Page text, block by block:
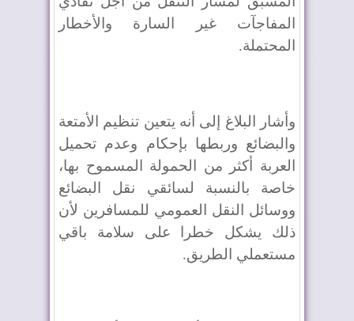
المفاجآت غير السارة والأخطار
المحتملة.
وأشار البلاغ إلى أنه يتعين تنظيم الأمتعة
والبضائع وربطها بإحكام وعدم تحميل
العربة أكثر من الحمولة المسموح بها،
خاصة بالنسبة لسائقي نقل البضائع
ووسائل النقل العمومي للمسافرين لأن
ذلك يشكل خطرا على سلامة باقي
مستعملي الطريق.